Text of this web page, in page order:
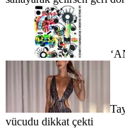
vücudu dikkat çekti